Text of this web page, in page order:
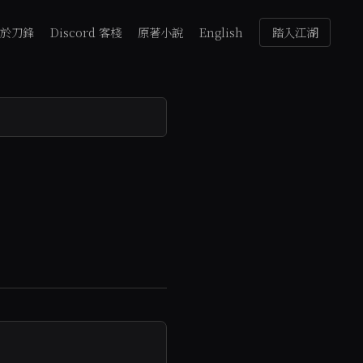
刀鋒 Discord 客棧 原著小說 English 踏入江湖